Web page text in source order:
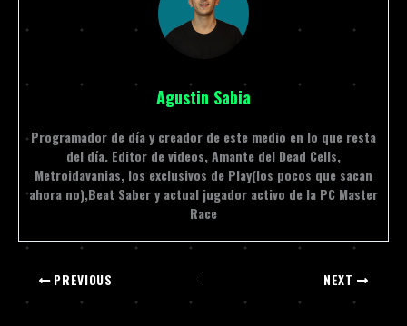
Agustin Sabia
Programador de día y creador de este medio en lo que resta
del día. Editor de videos, Amante del Dead Cells,
Metroidavanias, los exclusivos de Play(los pocos que sacan
ahora no),Beat Saber y actual jugador activo de la PC Master
Race
PREVIOUS NEXT